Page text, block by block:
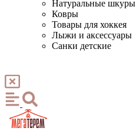
Натуральные шкуры
Ковры
Товары для хоккея
Лыжи и аксессуары
Санки детские